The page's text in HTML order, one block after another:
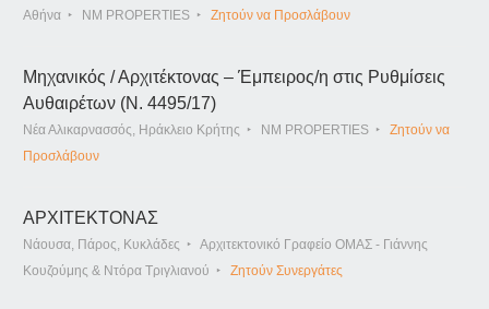
Αθήνα NM PROPERTIES Ζητούν να Προσλάβουν
Μηχανικός / Αρχιτέκτονας – Έμπειρος/η στις Ρυθμίσεις
Αυθαιρέτων (Ν. 4495/17)
Νέα Αλικαρνασσός, Ηράκλειο Κρήτης NM PROPERTIES
Ζητούν να
Προσλάβουν
ΑΡΧΙΤΕΚΤΟΝΑΣ
Νάουσα, Πάρος, Κυκλάδες
Αρχιτεκτονικό Γραφείο ΟΜΑΣ - Γιάννης
Κουζούμης & Ντόρα Τριγλιανού
Ζητούν Συνεργάτες